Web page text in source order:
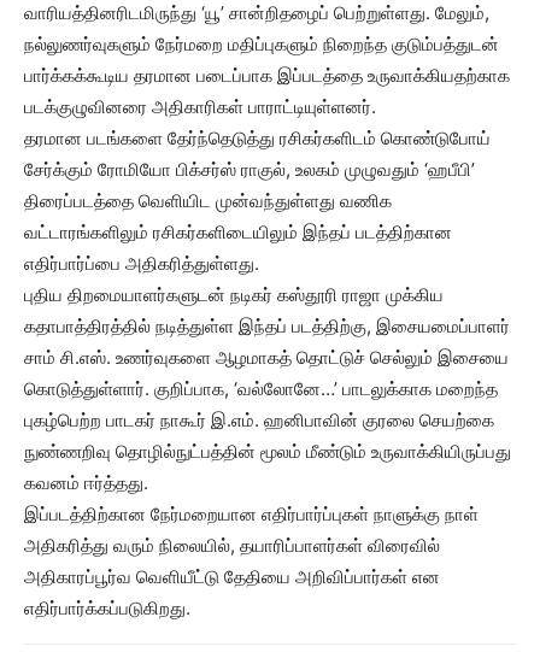
வாரியத்தினரிடமிருந்து ‘யூ’ சான்றிதழைப் பெற்றுள்ளது. மேலும்,
நல்லுணர்வுகளும் நேர்மறை மதிப்புகளும் நிறைந்த குடும்பத்துடன்
பார்க்கக்கூடிய தரமான படைப்பாக இப்படத்தை உருவாக்கியதற்காக
படக்குழுவினரை அதிகாரிகள் பாராட்டியுள்ளனர்.
தரமான படங்களை தேர்ந்தெடுத்து ரசிகர்களிடம் கொண்டுபோய்
சேர்க்கும் ரோமியோ பிக்சர்ஸ் ராகுல், உலகம் முழுவதும் ‘ஹபீபி’
திரைப்படத்தை வெளியிட முன்வந்துள்ளது வணிக
வட்டாரங்களிலும் ரசிகர்களிடையிலும் இந்தப் படத்திற்கான
எதிர்பார்ப்பை அதிகரித்துள்ளது.
புதிய திறமையாளர்களுடன் நடிகர் கஸ்தூரி ராஜா முக்கிய
கதாபாத்திரத்தில் நடித்துள்ள இந்தப் படத்திற்கு, இசையமைப்பாளர்
சாம் சி.எஸ். உணர்வுகளை ஆழமாகத் தொட்டுச் செல்லும் இசையை
கொடுத்துள்ளார். குறிப்பாக, ‘வல்லோனே…’ பாடலுக்காக மறைந்த
புகழ்பெற்ற பாடகர் நாகூர் இ.எம். ஹனிபாவின் குரலை செயற்கை
நுண்ணறிவு தொழில்நுட்பத்தின் மூலம் மீண்டும் உருவாக்கியிருப்பது
கவனம் ஈர்த்தது.
இப்படத்திற்கான நேர்மறையான எதிர்பார்ப்புகள் நாளுக்கு நாள்
அதிகரித்து வரும் நிலையில், தயாரிப்பாளர்கள் விரைவில்
அதிகாரப்பூர்வ வெளியீட்டு தேதியை அறிவிப்பார்கள் என
எதிர்பார்க்கப்படுகிறது.